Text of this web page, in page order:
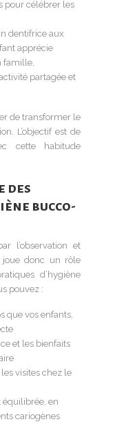
pour célébrer les
dentifrice aux
apprécie
famille,
partagée et
de transformer le
L’objectif est de
cette habitude
des
bucco-
l’observation et
joue donc un rôle
d’hygiène
pouvez :
que vos enfants,
et les bienfaits
visites chez le
en
cariogènes